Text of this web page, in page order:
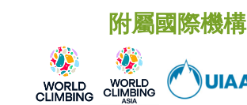
附屬國際機構